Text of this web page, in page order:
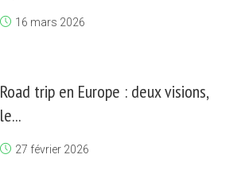
16 mars 2026
Road trip en Europe : deux visions,
le...
27 février 2026